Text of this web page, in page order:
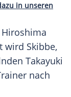
in unseren
wird Skibbe,
Takayuki
nach